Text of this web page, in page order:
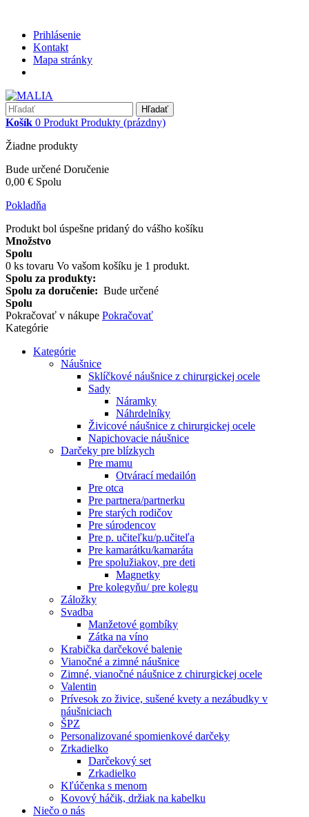
Prihlásenie
Kontakt
Mapa stránky
Hľadať
Košík 0 Produkt Produkty (prázdny)
Žiadne produkty
Bude určené Doručenie
0,00 € Spolu
Pokladňa
Produkt bol úspešne pridaný do vášho košíku
Množstvo
Spolu
0 ks tovaru Vo vašom košíku je 1 produkt.
Spolu za produkty:
Spolu za doručenie: Bude určené
Spolu
Pokračovať v nákupe Pokračovať
Kategórie
Kategórie
Náušnice
Sklíčkové náušnice z chirurgickej ocele
Sady
Náramky
Náhrdelníky
Živicové náušnice z chirurgickej ocele
Napichovacie náušnice
Darčeky pre blízkych
Pre mamu
Otvárací medailón
Pre otca
Pre partnera/partnerku
Pre starých rodičov
Pre súrodencov
Pre p. učiteľku/p.učiteľa
Pre kamarátku/kamaráta
Pre spolužiakov, pre deti
Magnetky
Pre kolegyňu/ pre kolegu
Záložky
Svadba
Manžetové gombíky
Zátka na víno
Krabička darčekové balenie
Vianočné a zimné náušnice
Zimné, vianočné náušnice z chirurgickej ocele
Valentin
Prívesok zo živice, sušené kvety a nezábudky v
náušniciach
ŠPZ
Personalizované spomienkové darčeky
Zrkadielko
Darčekový set
Zrkadielko
Kľúčenka s menom
Kovový háčik, držiak na kabelku
Niečo o nás